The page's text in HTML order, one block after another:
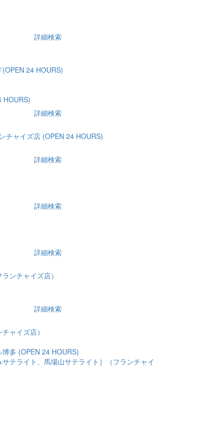
詳細検索
24 HOURS)
HOURS)
詳細検索
チャイズ店 (OPEN 24 HOURS)
詳細検索
詳細検索
詳細検索
ンチャイズ店）
詳細検索
ャイズ店）
多 (OPEN 24 HOURS)
テライト、馬場山サテライト］（フランチャイ